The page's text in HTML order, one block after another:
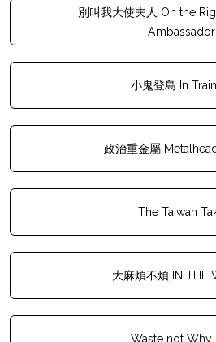
別叫我大使夫人 On the
Ambassador
小鬼登島 In
政治重金屬
The Taiwan
大麻煩不煩 IN THE
Waste not Why